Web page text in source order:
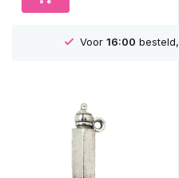
Voor16:00besteld, is